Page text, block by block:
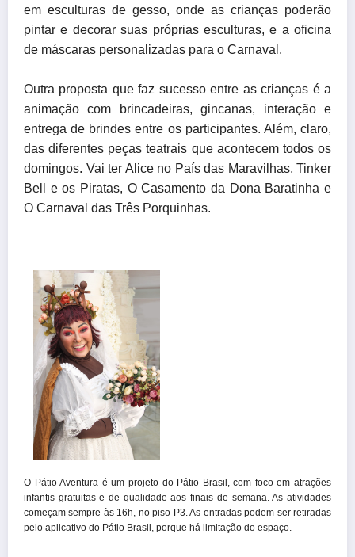
em esculturas de gesso, onde as crianças poderão
pintar e decorar suas próprias esculturas, e a oficina
de máscaras personalizadas para o Carnaval.
Outra proposta que faz sucesso entre as crianças é a
animação com brincadeiras, gincanas, interação e
entrega de brindes entre os participantes. Além, claro,
das diferentes peças teatrais que acontecem todos os
domingos. Vai ter Alice no País das Maravilhas, Tinker
Bell e os Piratas, O Casamento da Dona Baratinha e
O Carnaval das Três Porquinhas.
O Pátio Aventura é um projeto do Pátio Brasil, com foco em atrações
infantis gratuitas e de qualidade aos finais de semana. As atividades
começam sempre às 16h, no piso P3. As entradas podem ser retiradas
pelo aplicativo do Pátio Brasil, porque há limitação do espaço.